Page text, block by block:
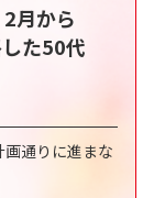
月から
た50代
通りに進まな